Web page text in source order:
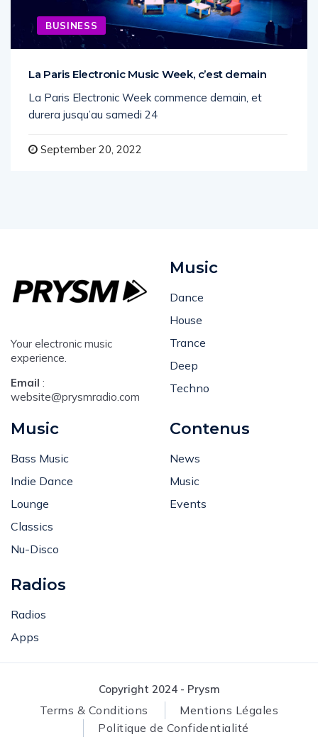
BUSINESS
La Paris Electronic Music Week, c’est demain
La Paris Electronic Week commence demain, et
durera jusqu’au samedi 24
September 20, 2022
Your electronic music
experience.
Email :
website@prysmradio.com
Music
Dance
House
Trance
Deep
Techno
Music
Bass Music
Indie Dance
Lounge
Classics
Nu-Disco
Contenus
News
Music
Events
Radios
Radios
Apps
Copyright 2024 - Prysm
Terms & Conditions
Mentions Légales
Politique de Confidentialité